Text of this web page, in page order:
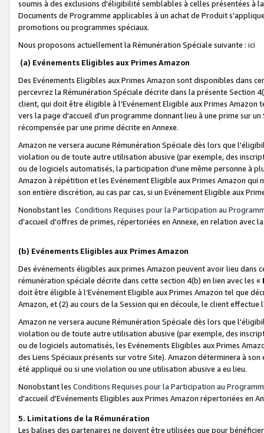
soumis à des exclusions d'éligibilité semblables à celles présentées à
Documents de Programme applicables à un achat de Produit
promotions ou programmes spéciaux.
Nous proposons actuellement la Rémunération Spéciale suivante : ici
(a) Evénements Eligibles aux Primes Amazon
Des Evénements Eligibles aux Primes Amazon sont disponibles dans
percevrez la Rémunération Spéciale décrite dans la présente Section
client, qui doit être éligible à l'Evénement Eligible aux Primes Amazon
vers la page d'accueil d'un programme donnant lieu à une prime sur
récompensée par une prime décrite en Annexe.
Amazon ne versera aucune Rémunération Spéciale dès lors que
violation ou de toute autre utilisation abusive (par exemple, des
ou de logiciels automatisés, la participation d'une même personne à
Amazon à répétition et les Evénement Eligible aux Primes Amazon qui
son entière discrétion, au cas par cas, si un Evénement Eligible aux
Nonobstant les Conditions Requises pour la Participation au
d'accueil d'offres de primes, répertoriées en Annexe, en relation avec
(b) Evénements Eligibles aux Primes Amazon
Des événements éligibles aux primes Amazon peuvent avoir lieu dans
rémunération spéciale décrite dans cette section 4(b) en lien avec les «
doit être éligible à l’Evénement Eligible aux Primes Amazon tel que
Amazon, et (2) au cours de la Session qui en découle, le client
Amazon ne versera aucune Rémunération Spéciale dès lors que
violation ou de toute autre utilisation abusive (par exemple, des
ou de logiciels automatisés, les Evénements Eligibles aux Primes
des Liens Spéciaux présents sur votre Site). Amazon déterminera à
été appliqué ou si une violation ou une utilisation abusive a eu lieu.
Nonobstant les Conditions Requises pour la Participation au
d'accueil d'Evénements Eligibles aux Primes Amazon répertoriées en
5. Limitations de la Rémunération
Les balises des partenaires ne doivent être utilisées que pour